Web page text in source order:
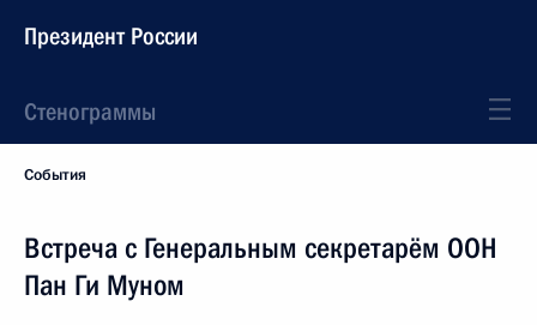
Президент России
Стенограммы
События
Встреча с Генеральным секретарём ООН
Пан Ги Муном